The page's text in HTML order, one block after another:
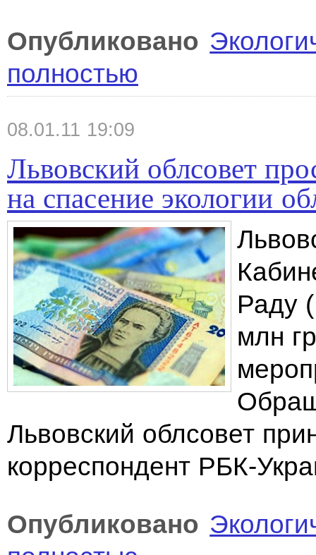
Опубликовано
полностью
08.01.11 19:09
Львовский облсовет
на спасение экологии
Раду
млн
Львовский облсовет
корреспондент РБК-
Опубликовано